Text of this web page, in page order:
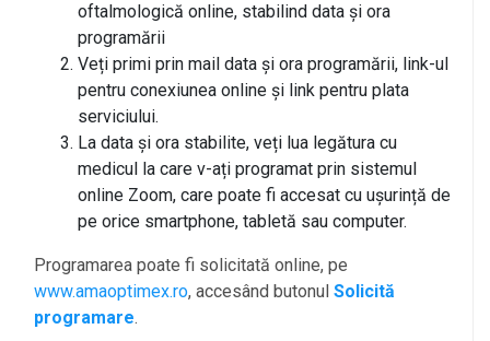
oftalmologică online, stabilind data și ora
programării
Veți primi prin mail data și ora programării, link-ul
pentru conexiunea online și link pentru plata
serviciului.
La data și ora stabilite, veți lua legătura cu
medicul la care v-ați programat prin sistemul
online Zoom, care poate fi accesat cu ușurință de
pe orice smartphone, tabletă sau computer.
Programarea poate fi solicitată online, pe
www.amaoptimex.ro, accesând butonul Solicită
programare.